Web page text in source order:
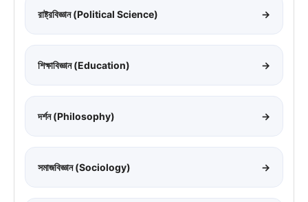
রাষ্ট্রবিজ্ঞান (Political Science) →
শিক্ষাবিজ্ঞান (Education) →
দর্শন (Philosophy) →
সমাজবিজ্ঞান (Sociology) →